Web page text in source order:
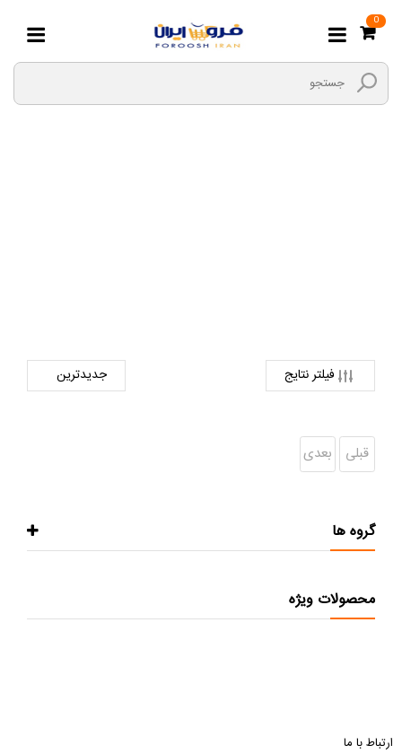
0
فیلتر نتایج
قبلی بعدی
گروه ها
محصولات ویژه
ارتباط با ما